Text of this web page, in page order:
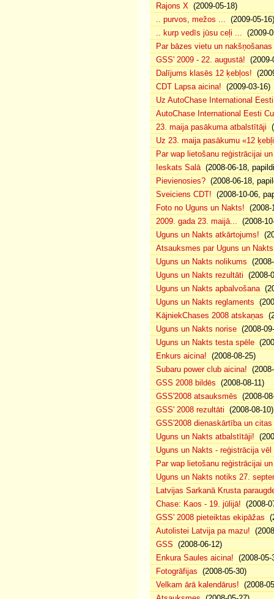
Rajons X (2009-05-18)
.. purvos, mežos ... (2009-05-16)
.. kurp vedīs jūsu ceļi ... (2009-
Par bāzes vietu un
GSS' 2009 - 22. augustā! (2009-
Dalījums klasēs 12 ķebļos!
CDT Lapsa aicina! (2009-03-16)
Uz AutoChase International
AutoChase International Eesti
23. maija pasākuma atbalstītāji
Uz 23. maija pasākumu «12
Par wap lietošanu reģistrācijai
Ieskats Salā(2008-06-18,
Pievienosies? (2008-06-18,
Sveiciens CDT! (2008-10-06,
Foto no Uguns un Nakts! (2008-
2009. gada 23. maijā... (2008-
Uguns un Nakts atkārtojums!
Atsauksmes par Uguns un Nakts
Uguns un Nakts nolikums
Uguns un Nakts rezultāti (2008-
Uguns un Nakts apbalvošana
Uguns un Nakts reglaments
KājniekChases 2008 atskaņas
Uguns un Nakts norise (2008-
Uguns un Nakts testa spēle
Enkurs aicina! (2008-08-25)
Subaru power club aicina!
GSS 2008 bildēs (2008-08-11)
GSS'2008 atsauksmēs (2008-
GSS' 2008 rezultāti (2008-08-10)
GSS'2008 dienaskārtība un
Uguns un Nakts atbalstītāji!
Uguns un Nakts - reģistrācija
Par wap lietošanu reģistrācijai
Uguns un Nakts notiks 27.
Latvijas Sarkanā Krusta
Chase: Kaos - 19. jūlijā! (2008-
GSS' 2008 pieteiktas ekipāžas
Autolistei Latvija pa mazu!
GSS (2008-06-12)
Enkura Saules aicina! (2008-05-
Fotogrāfijas (2008-05-30)
Velkam ārā kalendārus! (2008-